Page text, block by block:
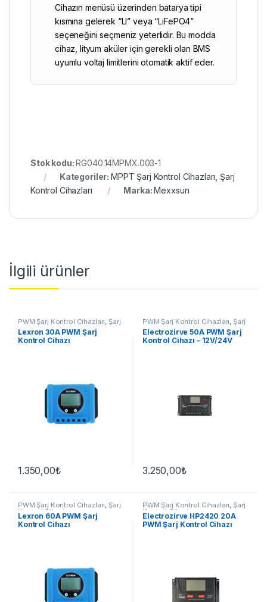
Cihazın menüsü üzerinden batarya tipi
kısmına gelerek “LI” veya “LiFePO4”
seçeneğini seçmeniz yeterlidir. Bu modda
cihaz, lityum aküler için gerekli olan BMS
uyumlu voltaj limitlerini otomatik aktif eder.
Stok kodu:RG040.14MPMX.003-1
Kategoriler:MPPT Şarj Kontrol Cihazları Şarj
Kontrol Cihazları
Marka:Mexxsun
İlgili ürünler
PWM Şarj Kontrol Cihazları ,Şarj
Kontrol Cihazları
Lexron 30A PWM Şarj
Kontrol Cihazı
1.350,00₺
PWM Şarj Kontrol Cihazları ,Şarj
Kontrol Cihazları
Electrozirve 50A PWM Şarj
Kontrol Cihazı – 12V/24V
3.250,00₺
PWM Şarj Kontrol Cihazları,Şarj
Kontrol Cihazları
Lexron 60A PWM Şarj
Kontrol Cihazı
PWM Şarj Kontrol Cihazları,Şarj
Kontrol Cihazları
Electrozirve HP2420 20A
PWM Şarj Kontrol Cihazı